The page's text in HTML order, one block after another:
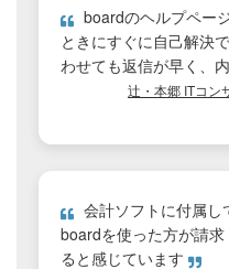
boardのヘルプペー
ときにすぐに自己解決
わせても返信が早く、
辻・本郷 ITコン
会計ソフトに付属し
boardを使った方が請
ると感じています